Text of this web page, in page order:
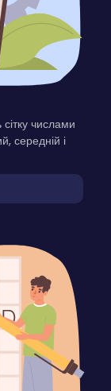
числами
середній і